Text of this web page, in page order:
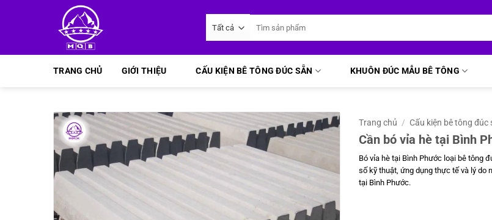
dung
kiếm:
TRANG CHỦ GIỚI THIỆU CẤU KIỆN BÊ TÔNG ĐÚC SẴN KHUÔN ĐÚC MẪU BÊ TÔNG
Trang chủ / Cấu kiện bê tông đúc
Cần bó vỉa hè tại Bình
Bó vỉa hè tại Bình Phước loại bê tông
số kỹ thuật, ứng dụng thực tế và lý do
tại Bình Phước.